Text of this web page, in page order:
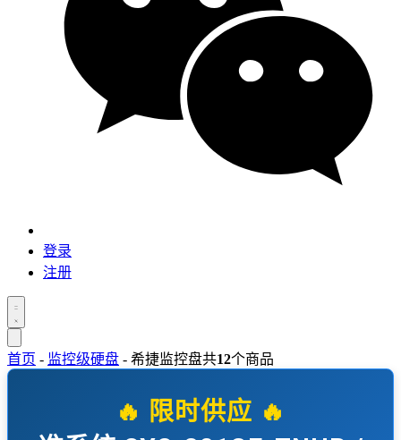
登录
注册
首页 - 监控级硬盘 - 希捷监控盘共12个商品
🔥 限时供应 🔥